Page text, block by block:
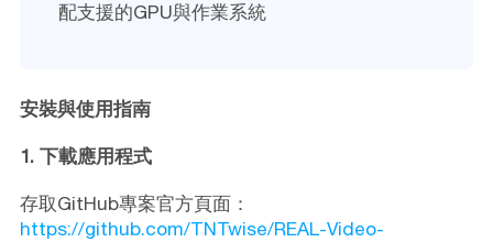
配支援的GPU與作業系統
安裝與使用指南
1. 下載應用程式
存取GitHub專案官方頁面：
https://github.com/TNTwise/REAL-Video-